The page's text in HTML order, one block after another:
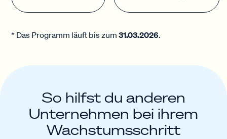
* Das Programm läuft bis zum31.03.2026.
So hilfst du anderen
Unternehmen bei ihrem
Wachstumsschritt